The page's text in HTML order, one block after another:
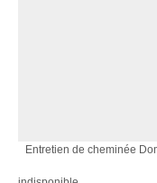
Entretien de cheminée